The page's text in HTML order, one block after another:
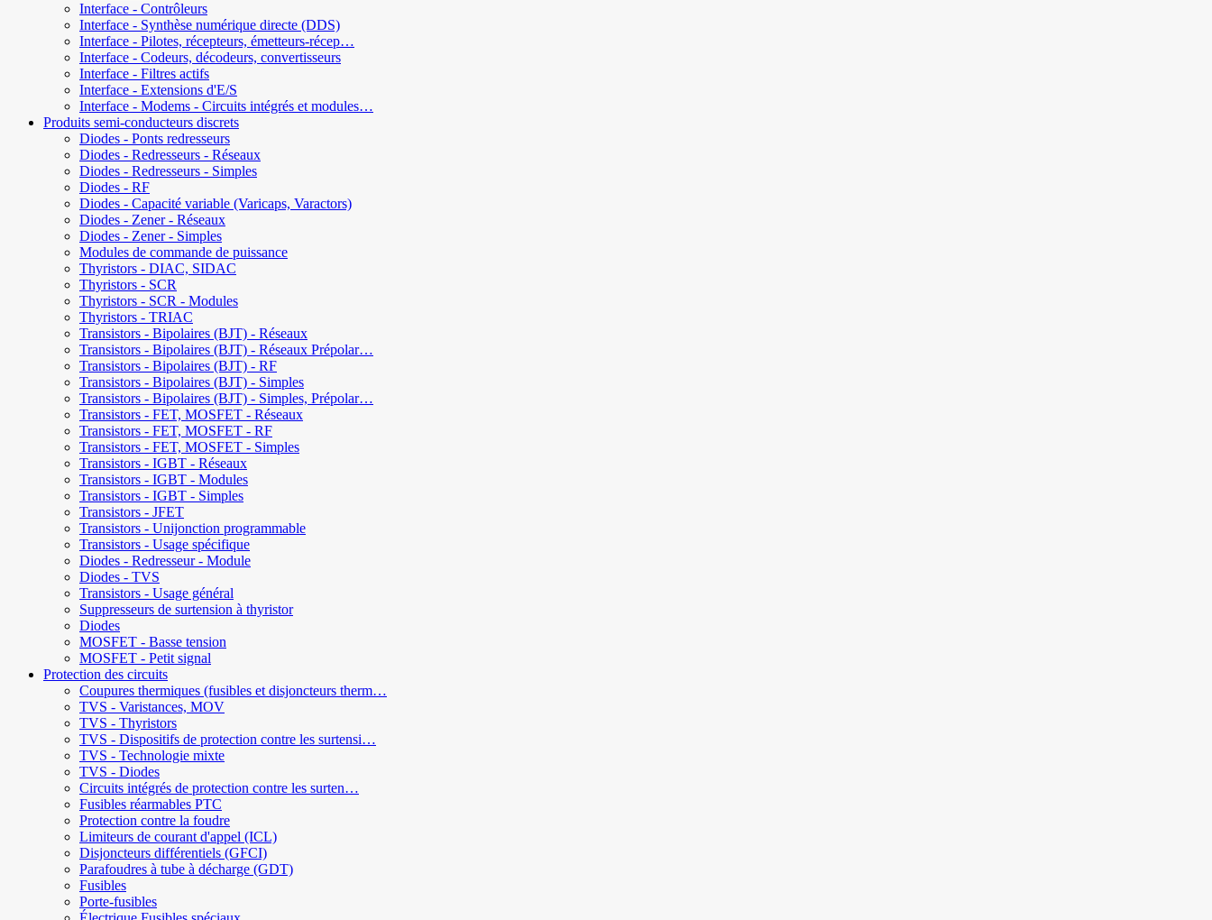
Interface - Contrôleurs
Interface - Synthèse numérique directe (DDS)
Interface - Pilotes, récepteurs, émetteurs-récep…
Interface - Codeurs, décodeurs, convertisseurs
Interface - Filtres actifs
Interface - Extensions d'E/S
Interface - Modems - Circuits intégrés et modules…
Produits semi-conducteurs discrets
Diodes - Ponts redresseurs
Diodes - Redresseurs - Réseaux
Diodes - Redresseurs - Simples
Diodes - RF
Diodes - Capacité variable (Varicaps, Varactors)
Diodes - Zener - Réseaux
Diodes - Zener - Simples
Modules de commande de puissance
Thyristors - DIAC, SIDAC
Thyristors - SCR
Thyristors - SCR - Modules
Thyristors - TRIAC
Transistors - Bipolaires (BJT) - Réseaux
Transistors - Bipolaires (BJT) - Réseaux Prépolar…
Transistors - Bipolaires (BJT) - RF
Transistors - Bipolaires (BJT) - Simples
Transistors - Bipolaires (BJT) - Simples, Prépolar…
Transistors - FET, MOSFET - Réseaux
Transistors - FET, MOSFET - RF
Transistors - FET, MOSFET - Simples
Transistors - IGBT - Réseaux
Transistors - IGBT - Modules
Transistors - IGBT - Simples
Transistors - JFET
Transistors - Unijonction programmable
Transistors - Usage spécifique
Diodes - Redresseur - Module
Diodes - TVS
Transistors - Usage général
Suppresseurs de surtension à thyristor
Diodes
MOSFET - Basse tension
MOSFET - Petit signal
Protection des circuits
Coupures thermiques (fusibles et disjoncteurs therm…
TVS - Varistances, MOV
TVS - Thyristors
TVS - Dispositifs de protection contre les surtensi…
TVS - Technologie mixte
TVS - Diodes
Circuits intégrés de protection contre les surten…
Fusibles réarmables PTC
Protection contre la foudre
Limiteurs de courant d'appel (ICL)
Disjoncteurs différentiels (GFCI)
Parafoudres à tube à décharge (GDT)
Fusibles
Porte-fusibles